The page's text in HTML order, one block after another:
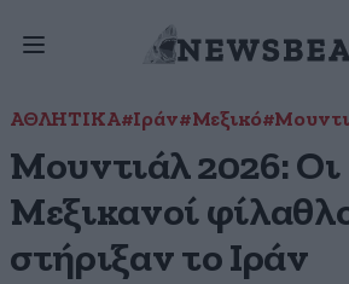
ΑΘΛΗΤΙΚΑ#Ιράν#Μεξικό
Μουντιάλ 2026: Οι
Μεξικανοί
στήριξαν το Ιράν